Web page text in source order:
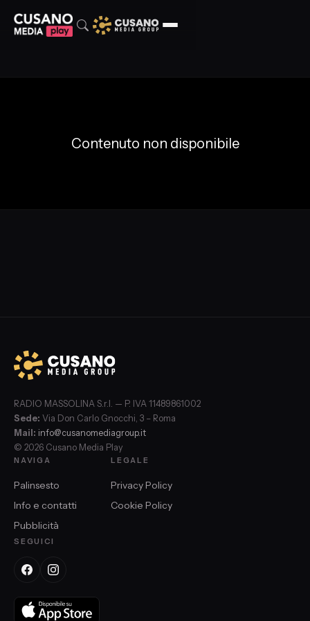
Contenuto non disponibile
RADIO MASSOLINA S.r.l. — P. IVA 11489861002
Sede: Via Don Carlo Gnocchi, 3 – Roma
Mail: info@cusanomediagroup.it
© 2026 Cusano Media Play
NAVIGA
Palinsesto
Info e contatti
Pubblicità
LEGALE
Privacy Policy
Cookie Policy
SEGUICI